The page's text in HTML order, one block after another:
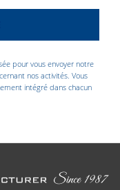
pour vous envoyer notre
nos activités. Vous
intégré dans chacun